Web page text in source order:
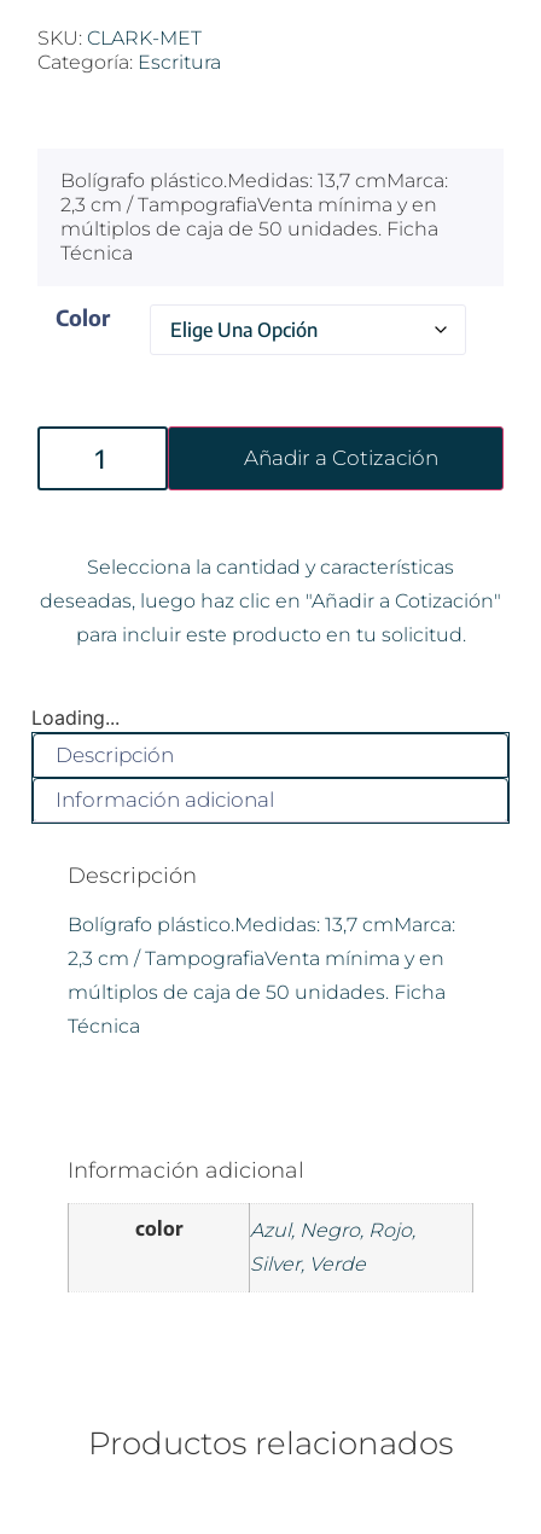
SKU: CLARK-MET
Categoría: Escritura
Bolígrafo plástico.Medidas: 13,7 cmMarca:
2,3 cm / TampografiaVenta mínima y en
múltiplos de caja de 50 unidades. Ficha
Técnica
Color
Añadir a Cotización
Selecciona la cantidad y características
deseadas, luego haz clic en "Añadir a Cotización"
para incluir este producto en tu solicitud.
Loading...
Descripción
Información adicional
Descripción
Bolígrafo plástico.Medidas: 13,7 cmMarca:
2,3 cm / TampografiaVenta mínima y en
múltiplos de caja de 50 unidades. Ficha
Técnica
Información adicional
color
Azul, Negro, Rojo,
Silver, Verde
Productos relacionados